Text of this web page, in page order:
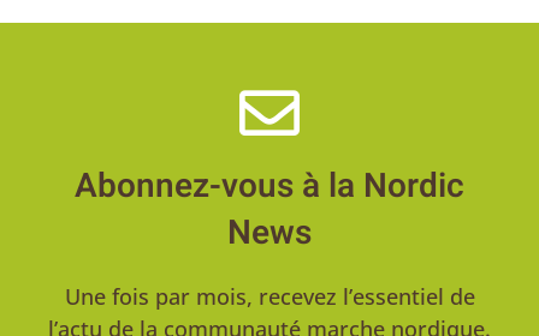
Abonnez-vous à la Nordic
News
Une fois par mois, recevez l’essentiel de
l’actu de la communauté marche nordique.